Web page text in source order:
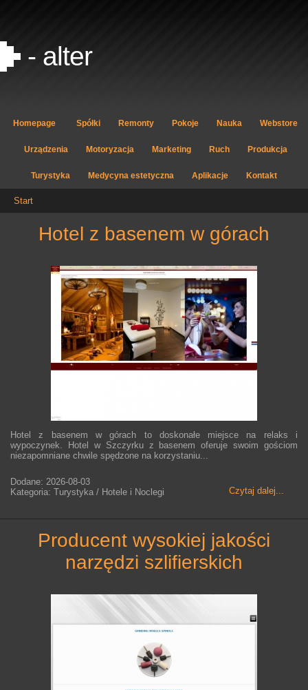
- alter
Homepage Spółki Remonty Pokoje Nauka Webstore
Urządzenia Motoryzacja Marketing Ruch Produkcja
Turystyka Medycyna estetyczna Aplikacje Kontakt
Start
hotel z basenem w górach
Hotel z basenem w górach to doskonałe miejsce na relaks i
wypoczynek. Hotel w Szczyrku z basenem oferuje swoim gościom
niezapomniane chwile spędzone na korzystaniu...
Czytaj dalej...
Dodane: 2026-08-03
Kategoria: Turystyka / Hotele i Noclegi
producent wysokiej jakości
narzędzi szlifierskich